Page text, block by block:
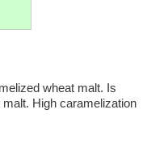
wheat malt. Is
High caramelization